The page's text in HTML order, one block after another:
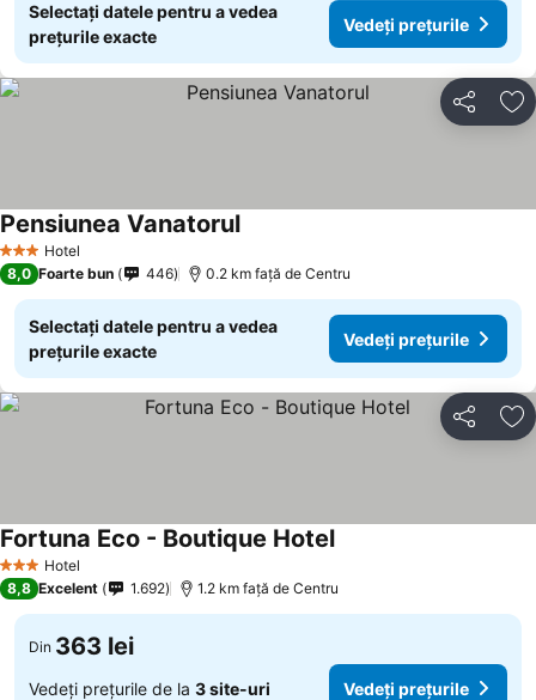
Selectați datele pentru a vedea
prețurile exacte
Vedeți prețurile
Distribuiți
3 SteleHotel
Pensiunea Vanatorul
8,0 Foarte bun 446 0.2 km faţă de Centru
Selectați datele pentru a vedea
prețurile exacte
Vedeți prețurile
Distribuiți
3 SteleHotel
Fortuna Eco - Boutique Hotel
8,8 Excelent 1.692 1.2 km faţă de Centru
Din 363 lei
Vedeți prețurile de la 3 site-uri Vedeți prețurile